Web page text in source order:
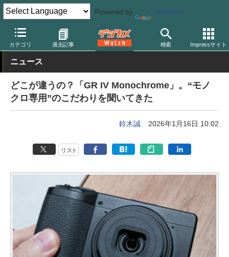
Powered by Translate
カテゴリ 過去記事 検索 Impressサイト
デジカメ Watch カメラ レンズ一体型（コンパクト）カメラ リ
ニュース
どこが違うの？「GR IV Monochrome」。“モノ
クロ専用”のこだわりを聞いてきた
鈴木誠 2026年1月16日 10:02
リスト